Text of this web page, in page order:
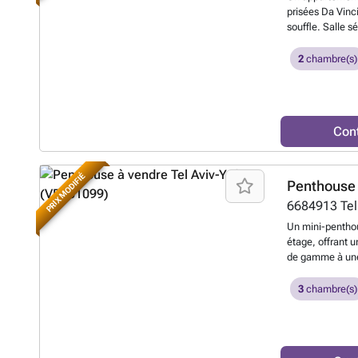
prisées Da
souffle. Salle
qualité
cuisine
aspect propre
gamme et une
plus
2chambre(s)
PRIX MODIFIÉ 6684913
Un mini-
étage, offrant
de gamme à
qui inondent la
panoramique
solutions de
3chambre(s)